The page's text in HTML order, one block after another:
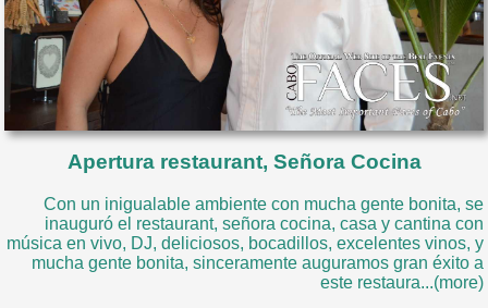
Apertura restaurant, Señora Cocina
Con un inigualable ambiente con mucha gente bonita, se
inauguró el restaurant, señora cocina, casa y cantina con
música en vivo, DJ, deliciosos, bocadillos, excelentes vinos, y
mucha gente bonita, sinceramente auguramos gran éxito a
este restaura...(more)